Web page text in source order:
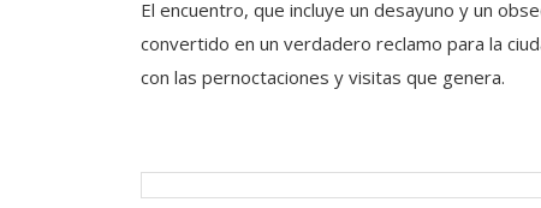
El encuentro, que incluye un desayuno y un
convertido en un verdadero reclamo para la
con las pernoctaciones y visitas que genera.